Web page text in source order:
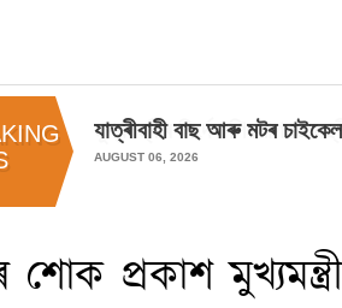
মুখ্যমন্ত্ৰীৰ নিৰ্দেশ শিৱসাগৰত
AUGUST 06, 2026
প্ৰকাশ মুখ্যমন্ত্ৰী